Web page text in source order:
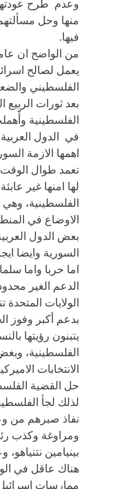
وعدم طرح
منها وحل
فيها.
من الواضح ان
يعمل لصالح
الفلسطيني
بعد ثورات
الفلسطينية
في الدول
اهمها الازمة
تعمد طوال
لها امنها غير
الفلسطينية،
الاوضاع في
بعض الدول
السورية وايضا
اما حربا واما
الدعم الغير
الولايات المتحدة
بدعم أكبر وفوز
يتبنون رؤيتها
الفلسطينية،
الانتخابات
حل القضية
لذلك لجأ
نفاذ صبرهم من
ومراوغة وكذب
بينيامين
هناك عاقل في
ممارسات